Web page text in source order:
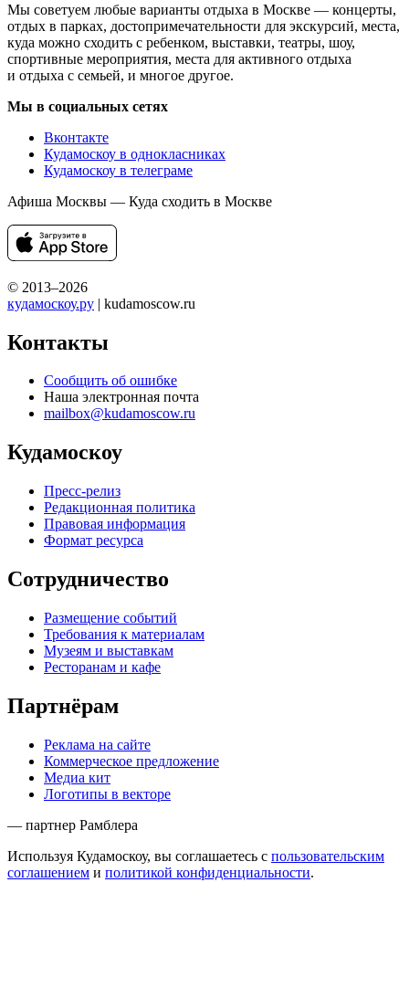
Мы советуем любые варианты отдыха в Москве — концерты,
отдых в парках, достопримечательности для экскурсий, места,
куда можно сходить с ребенком, выставки, театры, шоу,
спортивные мероприятия, места для активного отдыха
и отдыха с семьей, и многое другое.
Мы в социальных сетях
Вконтакте
Кудамоскоу в однокласниках
Кудамоскоу в телеграме
Афиша Москвы — Куда сходить в Москве
© 2013–2026
кудамоскоу.ру | kudamoscow.ru
Контакты
Сообщить об ошибке
Наша электронная почта
mailbox@kudamoscow.ru
Кудамоскоу
Пресс-релиз
Редакционная политика
Правовая информация
Формат ресурса
Сотрудничество
Размещение событий
Требования к материалам
Музеям и выставкам
Ресторанам и кафе
Партнёрам
Реклама на сайте
Коммерческое предложение
Медиа кит
Логотипы в векторе
— партнер Рамблера
Используя Кудамоскоу, вы соглашаетесь с пользовательским
соглашением и политикой конфиденциальности.